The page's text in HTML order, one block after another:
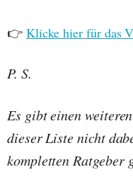
👉 Klicke hier für das
P. S.
Es gibt einen
dieser Liste nicht
kompletten Ratgeber